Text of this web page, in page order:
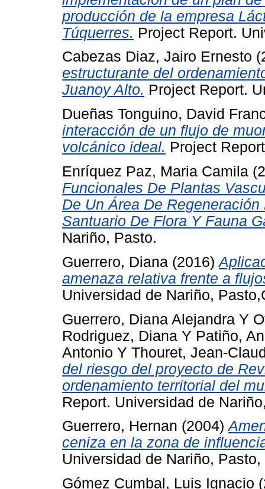
producción de la empresa
Túquerres. Project Report.
Cabezas Diaz, Jairo Ernesto
estructurante del
Juanoy Alto. Project Report.
Dueñas Tonguino, David
interacción de un flujo de
volcánico ideal. Project
Enríquez Paz, Maria Camila
Funcionales De Plantas
De Un Área De
Santuario De Flora Y Fauna
Nariño, Pasto.
Guerrero, Diana (2016)
amenaza relativa frente a
Universidad de Nariño,
Guerrero, Diana Alejandra Y
Rodriguez, Diana Y Patiño,
Antonio Y Thouret, Jean-
del riesgo del proyecto de
ordenamiento territorial del
Report. Universidad de
Guerrero, Hernan (2004)
ceniza en la zona de
Universidad de Nariño,
Gómez Cumbal, Luis Ignacio